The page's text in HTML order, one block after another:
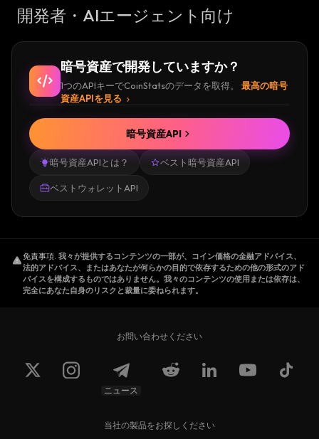
開発者・AIエージェント向け
暗号資産で開発していますか？
1つのAPIキーでCoinStatsのデータを取得。
最高の暗号
資産APIを見る
暗号資産APIとは？ ベスト暗号資産API
ベストウォレットAPI
暗号資産API
免責事項. 我々が提供するコンテンツの一部が、コイン価格の金融アドバイス、
法的アドバイス、またはあなたが何らかの目的で依存するための他の形式のアド
バイスを構成するものではありません。我々のコンテンツの使用または依存は、
完全にあなた自身のリスクと裁量に委ねられます。
お問い合わせください
ニュース
当社の製品をお探しください